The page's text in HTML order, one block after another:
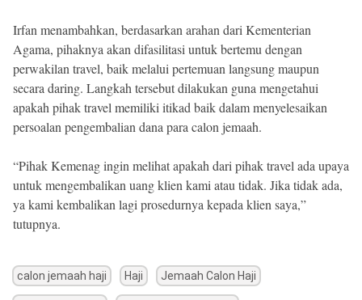
Irfan menambahkan, berdasarkan arahan dari Kementerian
Agama, pihaknya akan difasilitasi untuk bertemu dengan
perwakilan travel, baik melalui pertemuan langsung maupun
secara daring. Langkah tersebut dilakukan guna mengetahui
apakah pihak travel memiliki itikad baik dalam menyelesaikan
persoalan pengembalian dana para calon jemaah.
“Pihak Kemenag ingin melihat apakah dari pihak travel ada upaya
untuk mengembalikan uang klien kami atau tidak. Jika tidak ada,
ya kami kembalikan lagi prosedurnya kepada klien saya,”
tutupnya.
calon jemaah haji Haji Jemaah Calon Haji